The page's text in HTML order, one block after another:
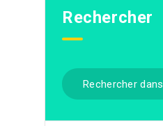
Rechercher